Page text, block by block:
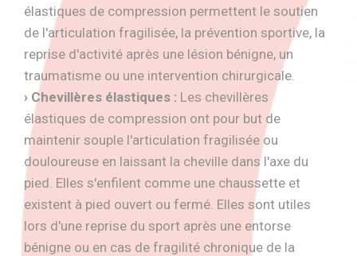
élastiques de compression permettent le soutien
de l'articulation fragilisée, la prévention sportive, la
reprise d'activité après une lésion bénigne, un
traumatisme ou une intervention chirurgicale.
› Chevillères élastiques : Les chevillères
élastiques de compression ont pour but de
maintenir souple l'articulation fragilisée ou
douloureuse en laissant la cheville dans l'axe du
pied. Elles s'enfilent comme une chaussette et
existent à pied ouvert ou fermé. Elles sont utiles
lors d'une reprise du sport après une entorse
bénigne ou en cas de fragilité chronique de la